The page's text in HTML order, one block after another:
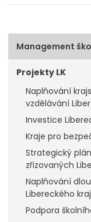
Management
Projekty LK
Naplňování
vzdělávání
Investice
Kraje pro
Strategický
zřizovaných
Naplňování
Libereckého
Podpora